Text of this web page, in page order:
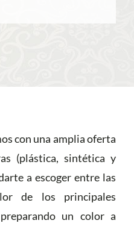
con una amplia oferta
(plástica, sintética y
a escoger entre las
de los principales
un color a